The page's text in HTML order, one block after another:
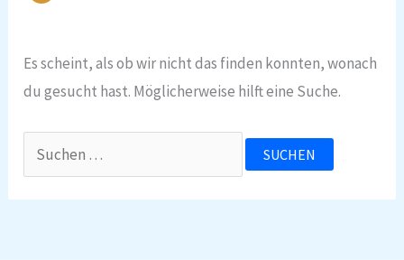
Es scheint, als ob wir nicht das finden konnten, wonach
du gesucht hast. Möglicherweise hilft eine Suche.
Suchen
nach: